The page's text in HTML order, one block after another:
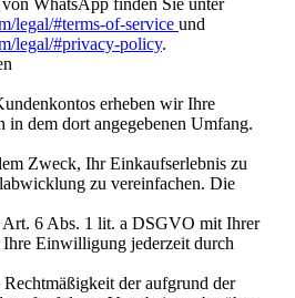
WhatsApp finden Sie unter
legal/#terms-of-service und
legal/#privacy-policy.
erheben wir Ihre
in dem dort angegebenen Umfang.
Zweck, Ihr Einkaufserlebnis zu
zu vereinfachen. Die
Art. 6 Abs. 1 lit. a DSGVO mit Ihrer
Einwilligung jederzeit durch
der aufgrund der